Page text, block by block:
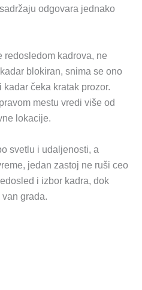
odgovara jednako
redosledom kadrova, ne
blokiran, snima se ono
čeka kratak prozor.
mestu vredi više od
lokacije.
svetlu i udaljenosti, a
jedan zastoj ne ruši ceo
i izbor kadra, dok
grada.